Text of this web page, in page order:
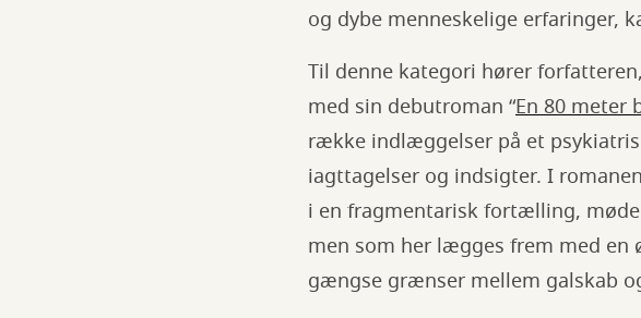
og dybe menneskelige erfaringer,
Til denne kategori hører
med sin debutroman “En 80 meter
række indlæggelser på et
iagttagelser og indsigter. I
i en fragmentarisk fortælling,
men som her lægges frem med en
gængse grænser mellem galskab